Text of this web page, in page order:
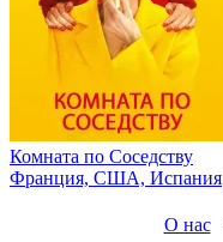
Комната по Cоседству
Франция, США, Испания
О нас